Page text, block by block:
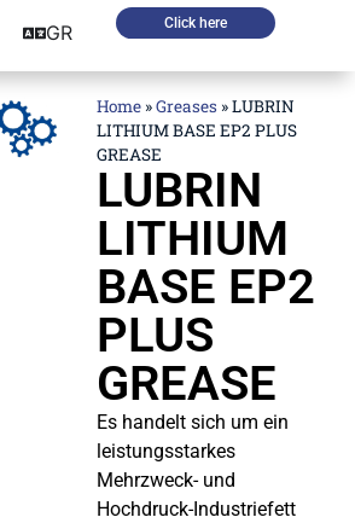
Click here
GR
Home »Greases »LUBRIN
LITHIUM BASE EP2 PLUS
GREASE
LUBRIN
LITHIUM
BASE EP2
PLUS
GREASE
Es handelt sich um ein
leistungsstarkes
Mehrzweck- und
Hochdruck-Industriefett